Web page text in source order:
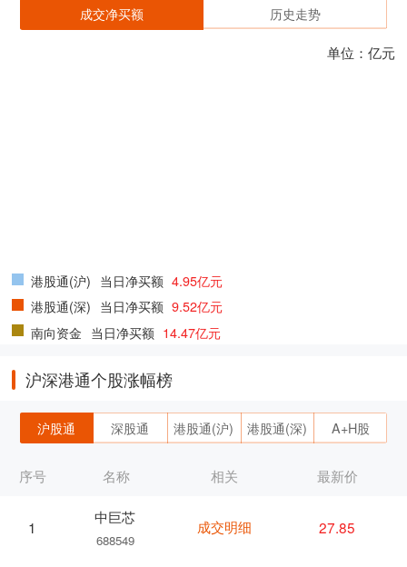
成交净买额 历史走势
单位：亿元
港股通(沪) 当日净买额 4.95亿元
港股通(深) 当日净买额 9.52亿元
南向资金 当日净买额 14.47亿元
沪深港通个股涨幅榜
沪股通 深股通 港股通(沪) 港股通(深) A+H股
序号 名称
1
中巨芯
688549
相关 最新价
成交明细 27.85